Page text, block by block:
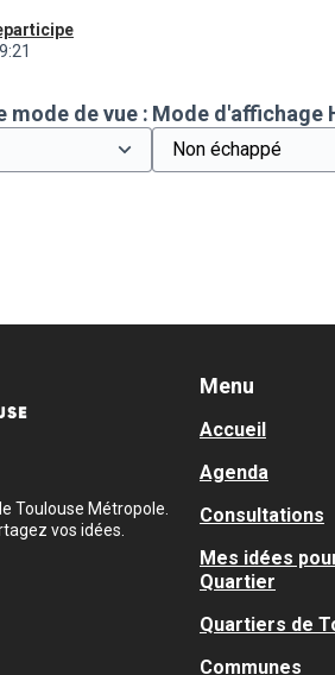
mode de vue : Mode d'affichage
Toulouse Métropole.
vos idées.
Menu
Accueil
Agenda
Consultations
Mes idées
Quartier
Quartiers de
Communes